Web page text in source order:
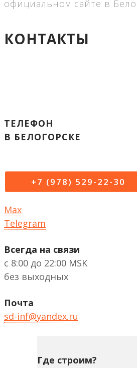
официальном сайте в
КОНТАКТЫ
ТЕЛЕФОН
В БЕЛОГОРСКЕ
+7 (978) 529-22-30
Max
Telegram
Всегда на связи
с 8:00 до 22:00 MSK
без выходных
Почта
sd-inf@yandex.ru
Где строим?